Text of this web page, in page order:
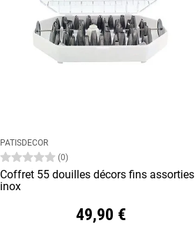
PATISDECOR
(0)
Coffret 55 douilles décors fins assorties
inox
49,90 €